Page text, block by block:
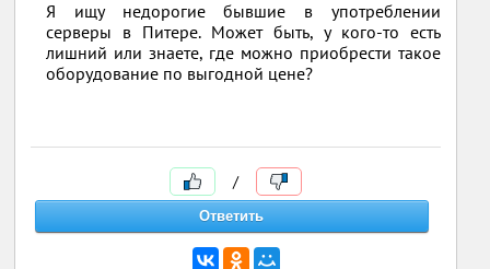
Я ищу недорогие бывшие в употреблении
серверы в Питере. Может быть, у кого-то есть
лишний или знаете, где можно приобрести такое
оборудование по выгодной цене?
/